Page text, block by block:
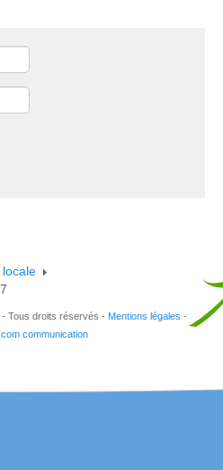
locale
Tous droits réservés - Mentions légales -
communication